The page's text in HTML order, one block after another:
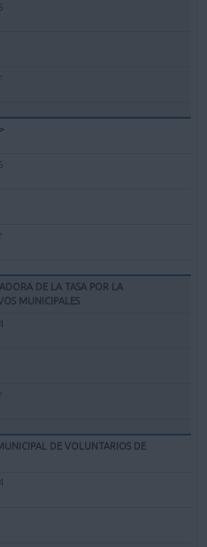
DE LA TASA POR LA
MUNICIPALES
DE VOLUNTARIOS DE